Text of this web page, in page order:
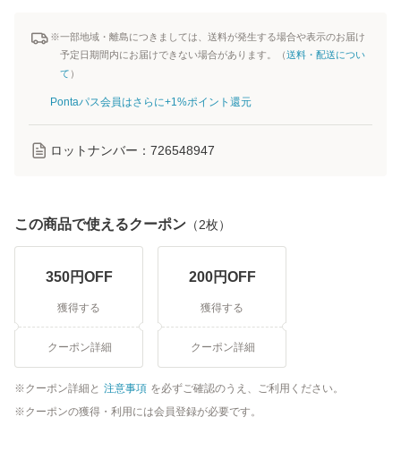
※一部地域・離島につきましては、送料が発生する場合や表示のお届け
予定日期間内にお届けできない場合があります。（送料・配送につい
て ）
Pontaパス会員はさらに+1%ポイント還元
ロットナンバー： 726548947
この商品で使えるクーポン （2枚）
350円OFF
獲得する
クーポン詳細
200円OFF
獲得する
クーポン詳細
クーポン詳細と 注意事項 を必ずご確認のうえ、ご利用ください。
クーポンの獲得・利用には会員登録が必要です。